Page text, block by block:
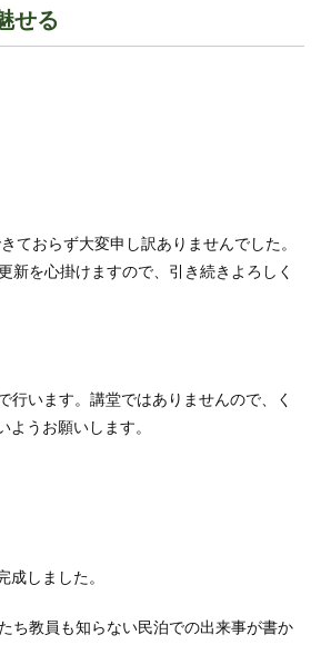
せる
ておらず大変申し訳ありませんでした。
新を心掛けますので、引き続きよろしく
行います。講堂ではありませんので、く
ようお願いします。
成しました。
ち教員も知らない民泊での出来事が書か